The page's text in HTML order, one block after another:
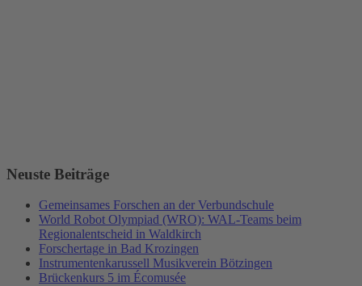
Neuste Beiträge
Gemeinsames Forschen an der Verbundschule
World Robot Olympiad (WRO): WAL-Teams beim
Regionalentscheid in Waldkirch
Forschertage in Bad Krozingen
Instrumentenkarussell Musikverein Bötzingen
Brückenkurs 5 im Écomusée